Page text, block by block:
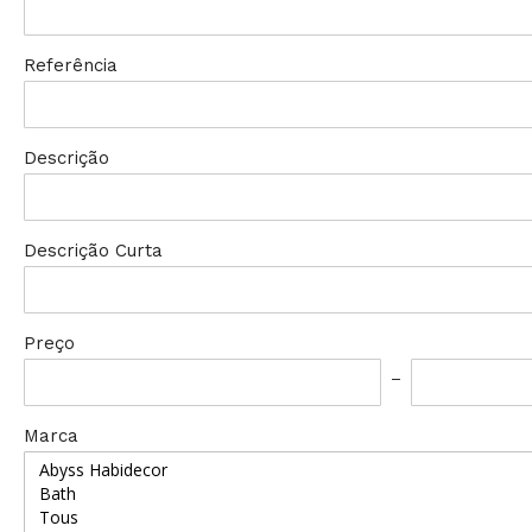
Referência
Descrição
Descrição Curta
Preço
Marca